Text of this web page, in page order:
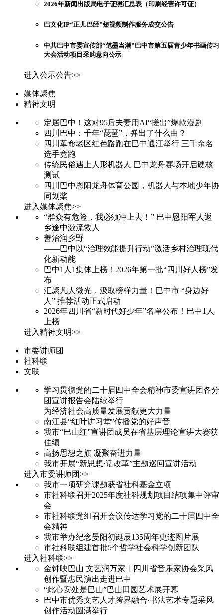
2026年新闻出版局电子证照汇总表（印刷经营许可证）
巴文化IP“正儿巴经”短视频制作服务成交公告
中共巴中市委宣传部“笔墨当潮”巴中市第五届青少年书画传习
大会活动项目采购意向公示
进入公示公告>>
媒体聚焦
精神文明
定居巴中！这对95后夫妻用AI“搓出”爆款漫剧
四川巴中：千年“琵琶”，弹出了什么曲？
四川革命老区红色路跑在巴中通江举行 三千余名
选手竞跑
传统民俗遇上人形机器人 巴中龙舟赛场开启硬核
测试
四川巴中恩阳龙舟体育公园，机器人与本地少年协
同划桨
进入媒体聚焦>>
“群众有危险，我必须冲上去！” 巴中恩阳军人返
乡途中激流救人
善治润乡野
——巴中以“治理效能提升行动”激活乡村治理现代
化新动能
巴中1人1集体上榜！2026年第一批“四川好人榜”发
布
汇聚凡人微光，汲取榜样力量！巴中市 “身边好
人” 推荐活动正式启动
2026年四川省“新时代好少年”名单公布！巴中1人
上榜
进入精神文明>>
市委讲师团
社科联
文联
学习贯彻党的二十届四中全会精神市委宣讲团各分
团宣讲报告会陆续举行
为经济社会高质量发展贡献更大力量
南江县“红叶讲习堂”传播党的好声音
我市“巴山红”宣讲团成员在省基层理论宣讲大赛获
佳绩
高扬思想之旗 凝聚奋进力量
我市开展“新思想·话改革”主题巡回宣讲活动
进入市委讲师团>>
我市一项研究课题获省社科基金立项
市社科联召开2025年度社科规划项目结项集中评审
会
市社科联党组召开会议传达学习党的二十届四中全
会精神
我市举办纪念晏阳初诞辰135周年史迹图片展
市社科联组建首批5个哲学社会科学创新团队
进入社科联>>
金钟映巴山 文艺润万家丨四川省音乐家协会采风
创作暨惠民演出走进巴中
“此心安处是巴山”巴山田园艺术展开幕
巴中市优秀文艺人才跨界融合·书法艺术专题采风
创作活动圆满举行